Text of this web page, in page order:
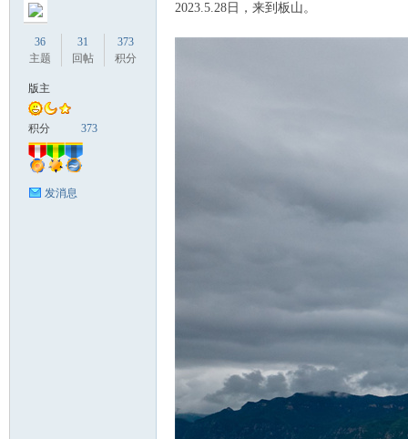
36
主题
31
回帖
373
积分
版主
积分 373
发消息
2023.5.28日，来到板山。